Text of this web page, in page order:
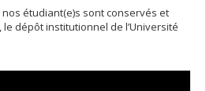
étudiant(e)s sont conservés et
, le dépôt institutionnel de l’Université